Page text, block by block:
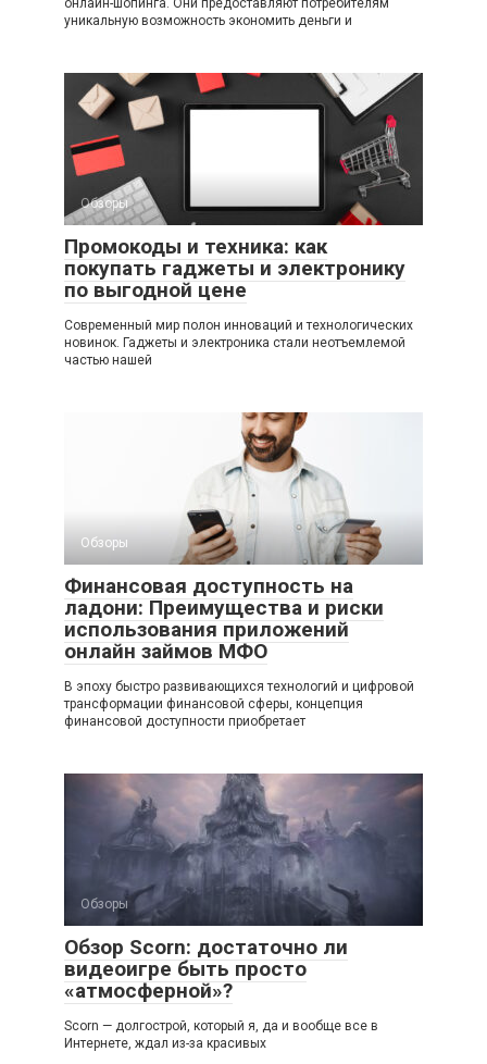
онлайн-шопинга. Они предоставляют потребителям
уникальную возможность экономить деньги и
Обзоры
Промокоды и техника: как
покупать гаджеты и электронику
по выгодной цене
Современный мир полон инноваций и технологических
новинок. Гаджеты и электроника стали неотъемлемой
частью нашей
Обзоры
Финансовая доступность на
ладони: Преимущества и риски
использования приложений
онлайн займов МФО
В эпоху быстро развивающихся технологий и цифровой
трансформации финансовой сферы, концепция
финансовой доступности приобретает
Обзоры
Обзор Scorn: достаточно ли
видеоигре быть просто
«атмосферной»?
Scorn — долгострой, который я, да и вообще все в
Интернете, ждал из-за красивых